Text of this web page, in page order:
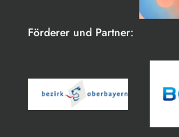
Förderer und Partner: